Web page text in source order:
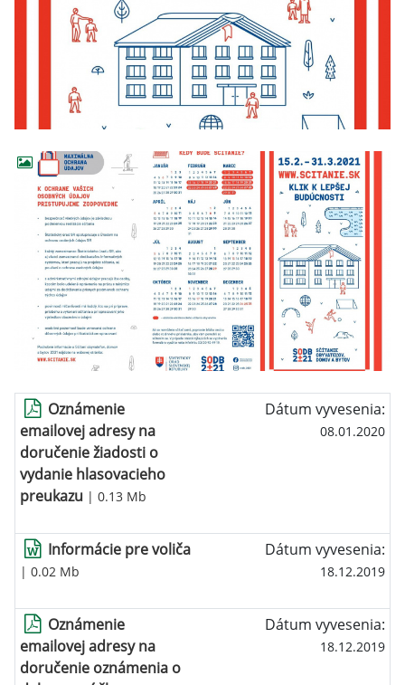
Oznámenie
emailovej adresy na
doručenie žiadosti o
vydanie hlasovacieho
preukazu | 0.13 Mb
Dátum vyvesenia:
08.01.2020
Informácie pre voliča
| 0.02 Mb
Dátum vyvesenia:
18.12.2019
Oznámenie
emailovej adresy na
doručenie oznámenia o
Dátum vyvesenia:
18.12.2019